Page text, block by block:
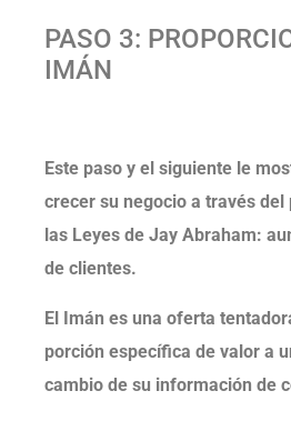
PASO 3:
IMÁN
Este paso y el siguiente le
crecer su negocio a través
las Leyes de Jay Abraham:
de clientes.
El Imán es una oferta
porción específica de valor a
cambio de su información de